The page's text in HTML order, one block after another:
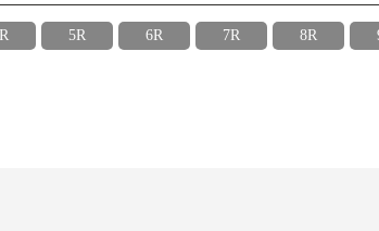
5R 6R 7R 8R